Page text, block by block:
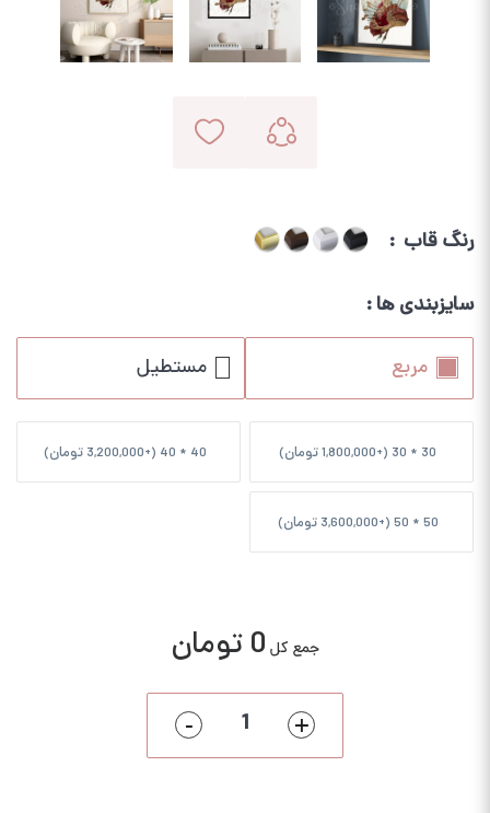
رنگ قاب
سایزبندی ها
مربع مستطیل
1,800,000تومان)
3,200,000 تومان)
3,600,000 تومان)
جمع کل 0 تومان
+
-